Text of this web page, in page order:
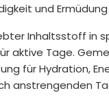
und
Inhaltsstoff in
aktive Tage.
für Hydration,
anstrengenden